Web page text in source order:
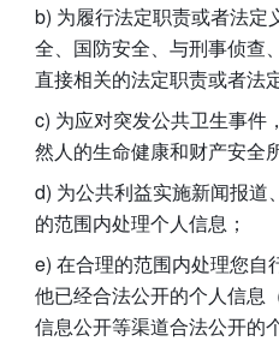
b) 为履行法定职责或者法定
全、国防安全、与刑事侦查
直接相关的法定职责或者法
c) 为应对突发公共卫生事件
然人的生命健康和财产安全
d) 为公共利益实施新闻报道
的范围内处理个人信息；
e) 在合理的范围内处理您自
他已经合法公开的个人信息
信息公开等渠道合法公开的